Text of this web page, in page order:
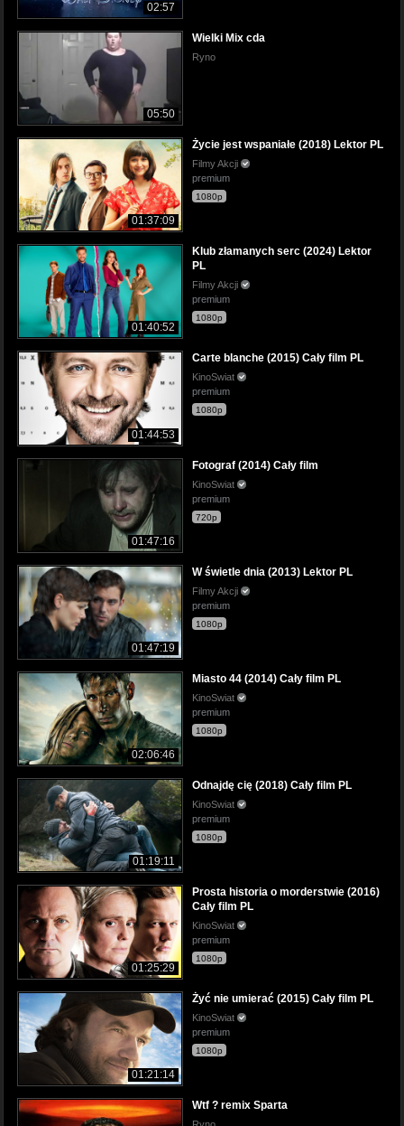
02:57
05:50
Wielki Mix cda
Ryno
01:37:09
Życie jest wspaniałe (2018) Lektor PL
Filmy Akcji
premium
1080p
01:40:52
Klub złamanych serc (2024) Lektor
PL
Filmy Akcji
premium
1080p
01:44:53
Carte blanche (2015) Cały film PL
KinoSwiat
premium
1080p
01:47:16
Fotograf (2014) Cały film
KinoSwiat
premium
720p
01:47:19
W świetle dnia (2013) Lektor PL
Filmy Akcji
premium
1080p
02:06:46
Miasto 44 (2014) Cały film PL
KinoSwiat
premium
1080p
01:19:11
Odnajdę cię (2018) Cały film PL
KinoSwiat
premium
1080p
01:25:29
Prosta historia o morderstwie (2016)
Cały film PL
KinoSwiat
premium
1080p
01:21:14
Żyć nie umierać (2015) Cały film PL
KinoSwiat
premium
1080p
Wtf ? remix Sparta